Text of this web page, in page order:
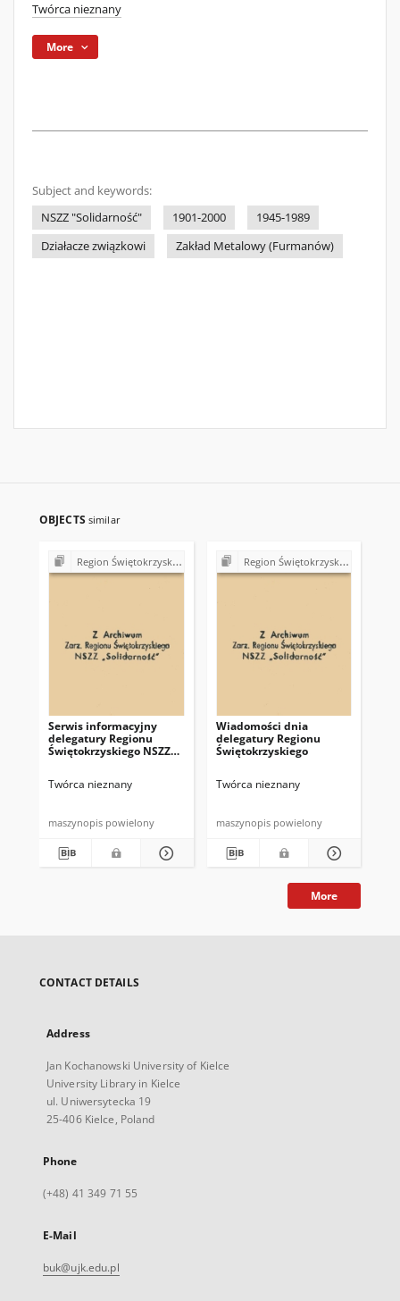
Twórca nieznany
More
Subject and keywords:
NSZZ "Solidarność"
1901-2000
1945-1989
Działacze związkowi
Zakład Metalowy (Furmanów)
OBJECTS similar
Region Świętokrzyski NSZZ "Solidarność". Delegatura Starachowice
Serwis informacyjny
delegatury Regionu
Świętokrzyskiego NSZZ
Twórca nieznany
maszynopis powielony
Region Świętokrzyski NSZZ "Solidarność". Delegatura Starachowice
Wiadomości dnia
delegatury Regionu
Świętokrzyskiego
Twórca nieznany
maszynopis powielony
More
CONTACT DETAILS
Address
Jan Kochanowski University of Kielce
University Library in Kielce
ul. Uniwersytecka 19
25-406 Kielce, Poland
Phone
(+48) 41 349 71 55
E-Mail
buk@ujk.edu.pl